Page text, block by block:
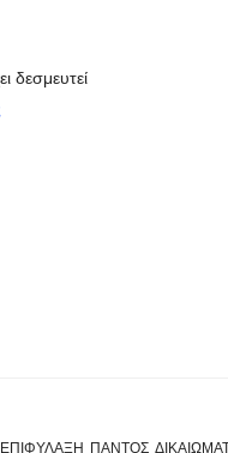
δεσμευτεί
παντός